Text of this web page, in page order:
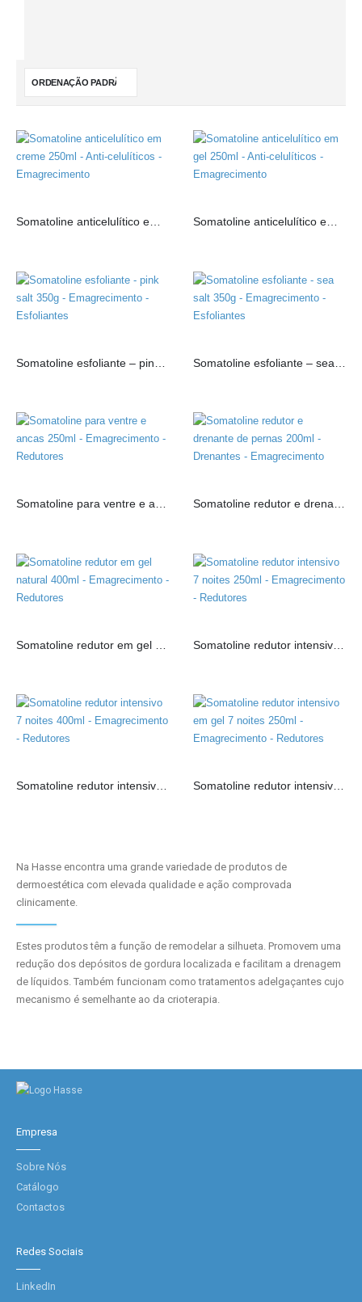
Somatoline anticelulítico em creme 250ml Somatoline anticelulítico em gel 250ml
Somatoline para ventre e ancas 250ml Somatoline redutor e drenante de pernas 200ml
Somatoline redutor intensivo 7 noites 400ml Somatoline redutor intensivo em gel 7 noites 250ml
Na Hasse encontra uma grande variedade de produtos de
dermoestética com elevada qualidade e ação comprovada
clinicamente.
Estes produtos têm a função de remodelar a silhueta. Promovem uma
redução dos depósitos de gordura localizada e facilitam a drenagem
de líquidos. Também funcionam como tratamentos adelgaçantes cujo
mecanismo é semelhante ao da crioterapia.
Empresa
Sobre Nós
Catálogo
Contactos
Redes Sociais
LinkedIn